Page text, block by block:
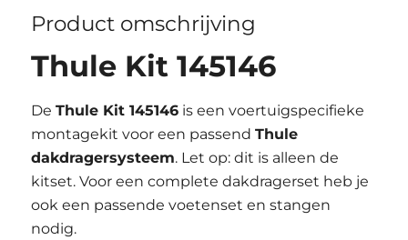
Product omschrijving
Thule Kit 145146
DeThule Kit 145146 is een voertuigspecifieke
montagekit voor een passendThule
dakdragersysteem. Let op: dit is alleen de
kitset. Voor een complete dakdragerset heb je
ook een passende voetenset en stangen
nodig.